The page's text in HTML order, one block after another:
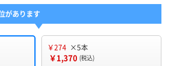
があります
￥274 ×5本
￥1,370 (税込)